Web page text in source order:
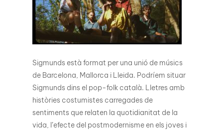
Sigmunds està format per una unió de músics
de Barcelona, Mallorca i Lleida. Podríem situar
Sigmunds dins el pop-folk català. Lletres amb
històries costumistes carregades de
sentiments que relaten la quotidianitat de la
vida, l’efecte del postmodernisme en els joves i